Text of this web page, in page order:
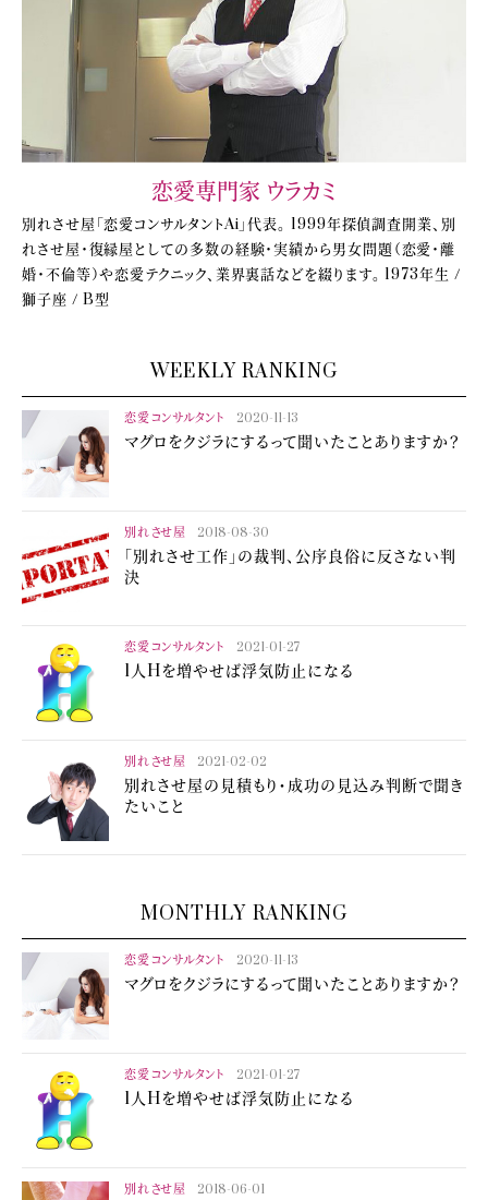
恋愛専門家 ウラカミ
別れさせ屋「恋愛コンサルタントAi」代表。 1999年探偵調査開業、別
れさせ屋・復縁屋としての多数の経験・実績から男女問題（恋愛・離
婚・不倫等）や恋愛テクニック、業界裏話などを綴ります。 1973年生 /
獅子座 / B型
WEEKLY RANKING
恋愛コンサルタント 2020-11-13
マグロをクジラにするって聞いたことありますか？
別れさせ屋 2018-08-30
「別れさせ工作」の裁判、公序良俗に反さない判
決
恋愛コンサルタント 2021-01-27
1人Hを増やせば浮気防止になる
別れさせ屋 2021-02-02
別れさせ屋の見積もり・成功の見込み判断で聞き
たいこと
MONTHLY RANKING
恋愛コンサルタント 2020-11-13
マグロをクジラにするって聞いたことありますか？
恋愛コンサルタント 2021-01-27
1人Hを増やせば浮気防止になる
別れさせ屋 2018-06-01